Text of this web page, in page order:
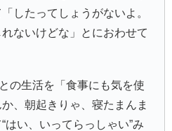
したってしょうがないよ。
ないけどな」とにおわせて
の生活を「食事にも気を使
、朝起きりゃ、寝たまんま
はい、いってらっしゃい”み